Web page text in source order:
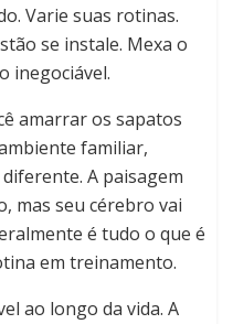
Varie suas rotinas.
se instale. Mexa o
inegociável.
amarrar os sapatos
familiar,
A paisagem
mas seu cérebro vai
é tudo o que é
em treinamento.
ao longo da vida. A